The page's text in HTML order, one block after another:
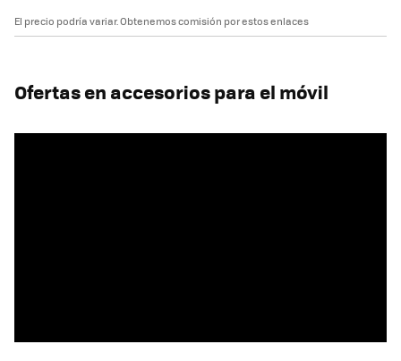
El precio podría variar. Obtenemos comisión por estos enlaces
Ofertas en accesorios para el móvil